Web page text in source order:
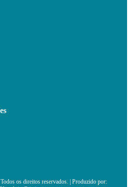
os direitos reservados. | Produzido por: